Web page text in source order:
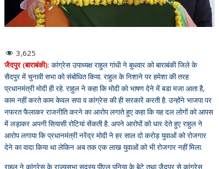
3,625
जैदपुर (बाराबंकी):कांग्रेस उपाध्यक्ष राहुल गांधी ने बुधवार को बाराबंकी जिले के
सैदपुर में चुनावी सभा को संबोधित किया. राहुल के निशाने पर हमेशा की तरह
प्रधानमंत्री मोदी ही रहे. राहुल ने कहा कि मोदी को भाषण देने में बडा मजा आता है,
काम नहीं करते काम केवल सपा व कांग्रेस की ही सरकारें करती है. उन्होंने भाजपा पर
नफरत फैलाकर राजनीति करने का आरोप लगाते हुए कहा कि यह दल लोगों को आपस
में लड़ाकर अपनी सियासी रोटियां सेंकती है. अपने आरोपों को धार देते हुए राहुल ने
आरोप लगाया कि प्रधानमंत्री नरेंद्र मोदी ने हर साल दो करोड़ युवाओं को रोजगार
देने का वादा किया था लेकिन अब तक एक लाख युवाओं को भी रोजगार नहीं मिला.
राहुल ने कांग्रेस के राज्यसभा सदस्य पीएल पुनिया के बेटे तथा जैदपुर से कांग्रेस